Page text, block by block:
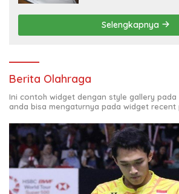
Selengkapnya
Berita Olahraga
Ini contoh widget dengan style gallery pada
anda bisa mengaturnya pada widget recent